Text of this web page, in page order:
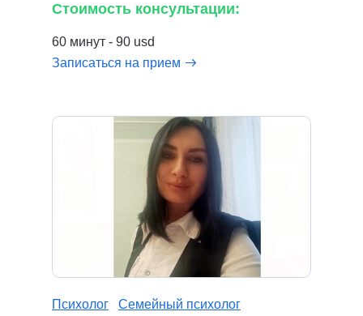
Стоимость консультации:
60 минут - 90 usd
Записаться на прием
Психолог Семейный психолог